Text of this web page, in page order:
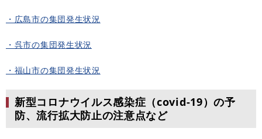
・広島市の集団発生状況
・呉市の集団発生状況
・福山市の集団発生状況
新型コロナウイルス感染症（covid-19）の予
防、流行拡大防止の注意点など